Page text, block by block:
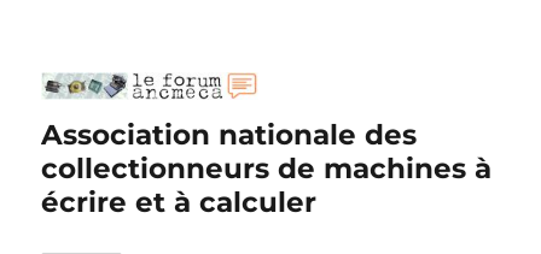
Association nationale des
collectionneurs de machines à
écrire et à calculer